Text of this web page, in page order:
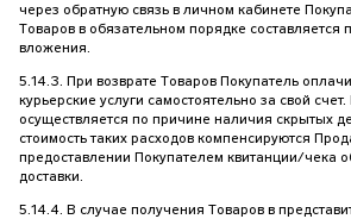
через обратную связь в личном кабинете
Товаров в обязательном порядке составляется
вложения.
5.14.3. При возврате Товаров Покупатель
курьерские услуги самостоятельно за свой счет.
осуществляется по причине наличия скрытых
стоимость таких расходов компенсируются
предоставлении Покупателем квитанции/чека
доставки.
5.14.4. В случае получения Товаров в